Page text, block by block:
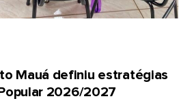
Mauá definiu estratégias
2026/2027